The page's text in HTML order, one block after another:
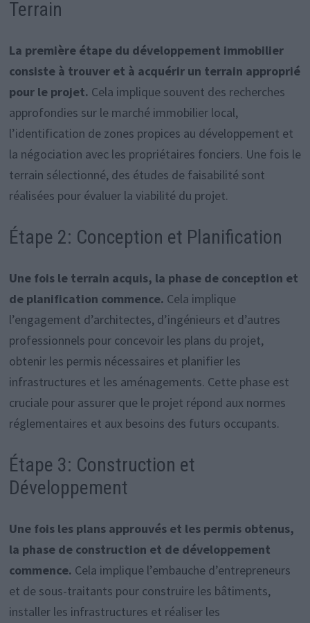
Terrain
La première étape du développement immobilier
consiste à trouver et à acquérir un terrain approprié
pour le projet. Cela implique souvent des recherches
approfondies sur le marché immobilier local,
l’identification de zones propices au développement et
la négociation avec les propriétaires fonciers. Une fois le
terrain sélectionné, des études de faisabilité sont
réalisées pour évaluer la viabilité du projet.
Étape 2: Conception et Planification
Une fois le terrain acquis, la phase de conception et
de planification commence. Cela implique
l’engagement d’architectes, d’ingénieurs et d’autres
professionnels pour concevoir les plans du projet,
obtenir les permis nécessaires et planifier les
infrastructures et les aménagements. Cette phase est
cruciale pour assurer que le projet répond aux normes
réglementaires et aux besoins des futurs occupants.
Étape 3: Construction et
Développement
Une fois les plans approuvés et les permis obtenus,
la phase de construction et de développement
commence. Cela implique l’embauche d’entrepreneurs
et de sous-traitants pour construire les bâtiments,
installer les infrastructures et réaliser les